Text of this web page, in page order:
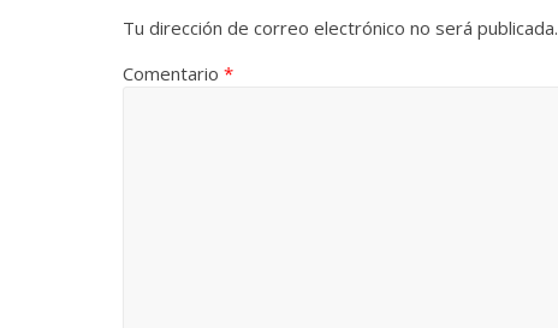
Tu dirección de correo electrónico no será publicada.
Comentario *